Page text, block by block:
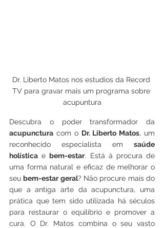
Dr. Liberto Matos nos estudios da Record
TV para gravar mais um programa sobre
acupuntura
acupunctura com o Dr. Liberto Matos, um
reconhecido especialista em saúde
holística e bem-estar. Está à procura de
uma forma natural e eficaz de melhorar o
seu bem-estar geral? Não procure mais do
que a antiga arte da acupunctura, uma
prática que tem sido utilizada há séculos
para restaurar o equilíbrio e promover a
cura. O Dr. Matos combina o seu vasto